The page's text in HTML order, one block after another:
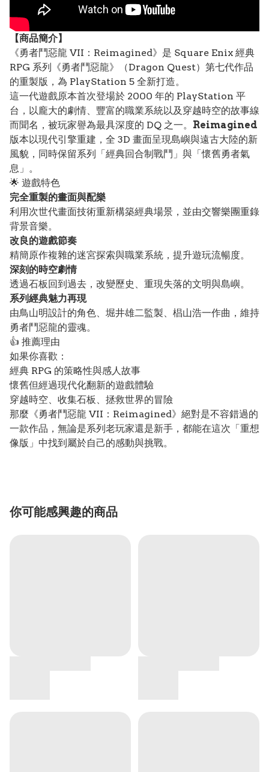
【商品簡介】
《勇者鬥惡龍 VII：Reimagined》是 Square Enix 經典
RPG 系列《勇者鬥惡龍》（Dragon Quest）第七代作品
的重製版，為 PlayStation 5 全新打造。
這一代遊戲原本首次登場於 2000 年的 PlayStation 平
台，以龐大的劇情、豐富的職業系統以及穿越時空的故事線
而聞名，被玩家譽為最具深度的 DQ 之一。 Reimagined
版本以現代引擎重建，全 3D 畫面呈現島嶼與遠古大陸的新
風貌，同時保留系列「經典回合制戰鬥」與「懷舊勇者氣
息」。
🌟 遊戲特色
完全重製的畫面與配樂
利用次世代畫面技術重新構築經典場景，並由交響樂團重錄
背景音樂。
改良的遊戲節奏
精簡原作複雜的迷宮探索與職業系統，提升遊玩流暢度。
深刻的時空劇情
透過石板回到過去，改變歷史、重現失落的文明與島嶼。
系列經典魅力再現
由鳥山明設計的角色、堀井雄二監製、椙山浩一作曲，維持
勇者鬥惡龍的靈魂。
👍 推薦理由
如果你喜歡：
經典 RPG 的策略性與感人故事
懷舊但經過現代化翻新的遊戲體驗
穿越時空、收集石板、拯救世界的冒險
那麼《勇者鬥惡龍 VII：Reimagined》絕對是不容錯過的
一款作品，無論是系列老玩家還是新手，都能在這次「重想
像版」中找到屬於自己的感動與挑戰。
你可能感興趣的商品